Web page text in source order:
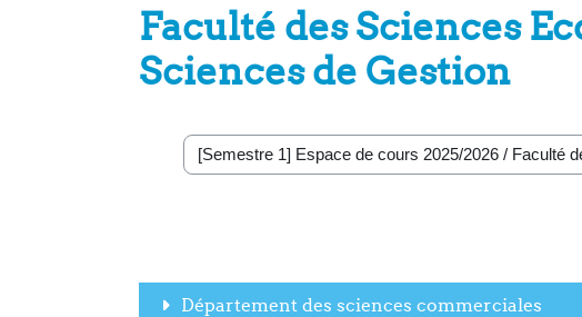
Faculté des Sciences
Sciences de Gestion
Catégories de cours
Département des sciences commerciales